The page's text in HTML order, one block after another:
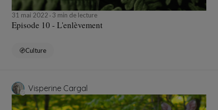
31 mai 2022 3 min de lecture
Episode 10 - L'enlèvement
Culture
Visperine Cargal